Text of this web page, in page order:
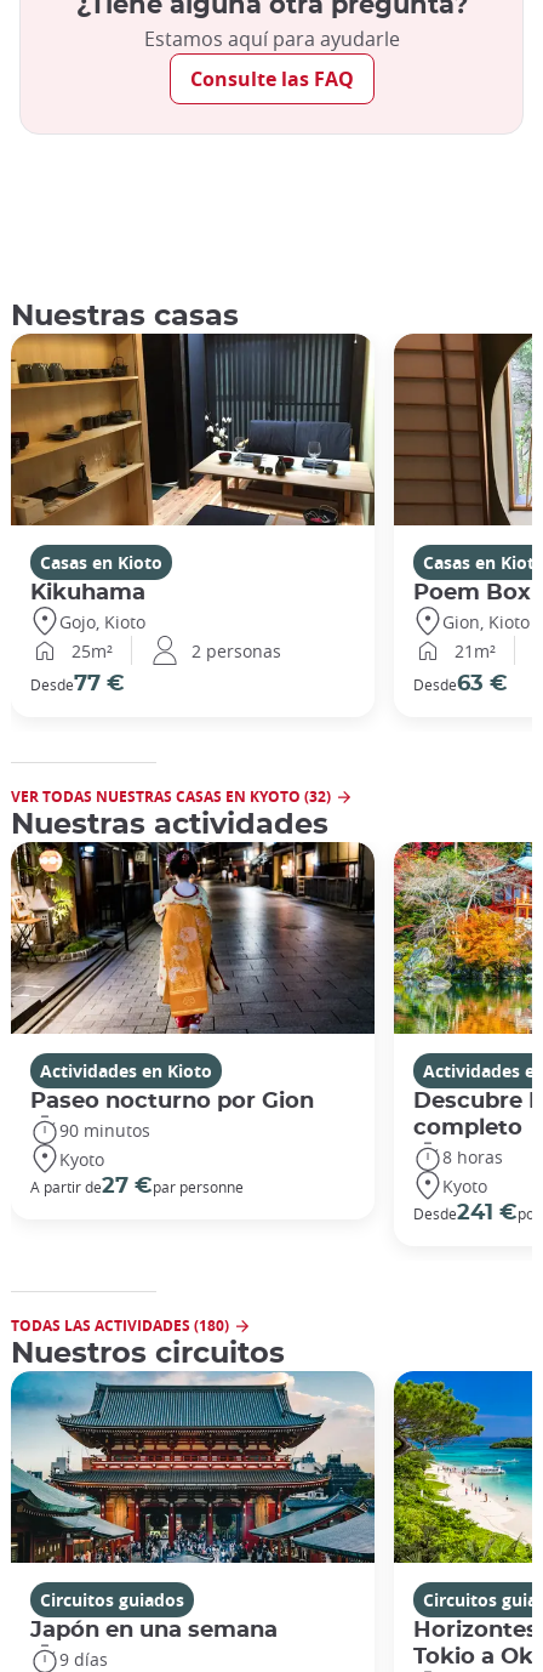
¿Tiene alguna otra pregunta?
Estamos aquí para ayudarle
Consulte las FAQ
Nuestras casas
Casas en Kioto
Kikuhama
Gojo, Kioto
25m²
2 personas
Desde77 €
Casas en
Poem Box
Gion, Kioto
21m²
Desde63 €
VER TODAS NUESTRAS CASAS EN KYOTO (32)
Nuestras actividades
Actividades en Kioto
Paseo nocturno por Gion
90 minutos
Kyoto
A partir de27 €par personne
Actividades
Descubre
completo
8 horas
Kyoto
Desde241 €
TODAS LAS ACTIVIDADES (180)
Nuestros circuitos
Circuitos guiados
Japón en una semana
9 días
Circuitos
Tokio a